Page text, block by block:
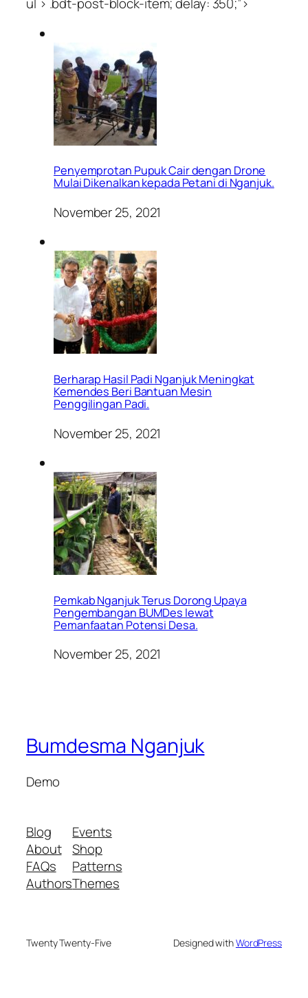
Penyemprotan Pupuk Cair dengan Drone
Mulai Dikenalkan kepada Petani di Nganjuk.
November 25, 2021
Berharap Hasil Padi Nganjuk Meningkat
Kemendes Beri Bantuan Mesin
Penggilingan Padi.
November 25, 2021
Pemkab Nganjuk Terus Dorong Upaya
Pengembangan BUMDes lewat
Pemanfaatan Potensi Desa.
November 25, 2021
Bumdesma Nganjuk
Demo
Blog
About
FAQs
Authors
Events
Shop
Patterns
Themes
Twenty Twenty-Five Designed withWordPress